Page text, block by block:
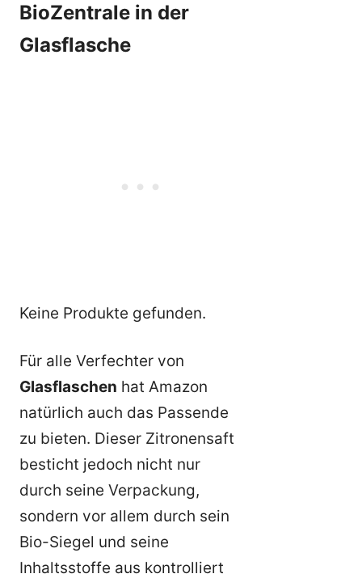
BioZentrale in der
Glasflasche
Keine Produkte gefunden.
Für alle Verfechter von
Glasflaschen hat Amazon
natürlich auch das Passende
zu bieten. Dieser Zitronensaft
besticht jedoch nicht nur
durch seine Verpackung,
sondern vor allem durch sein
Bio-Siegel und seine
Inhaltsstoffe aus kontrolliert